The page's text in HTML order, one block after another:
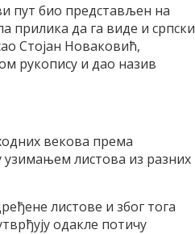
пут био представљен на
прилика да га виде и српски
Стојан Новаковић,
рукопису и дао назив
векова према
узимањем листова из разних
листове и због тога
одакле потичу